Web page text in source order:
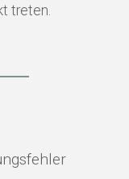
treten.